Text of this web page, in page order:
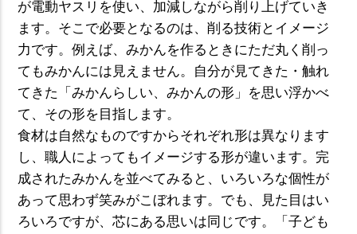
が電動ヤスリを使い、加減しながら削り上げていき
ます。そこで必要となるのは、削る技術とイメージ
力です。例えば、みかんを作るときにただ丸く削っ
てもみかんには見えません。自分が見てきた・触れ
てきた「みかんらしい、みかんの形」を思い浮かべ
て、その形を目指します。
食材は自然なものですからそれぞれ形は異なります
し、職人によってもイメージする形が違います。完
成されたみかんを並べてみると、いろいろな個性が
あって思わず笑みがこぼれます。でも、見た目はい
ろいろですが、芯にある思いは同じです。「子ども